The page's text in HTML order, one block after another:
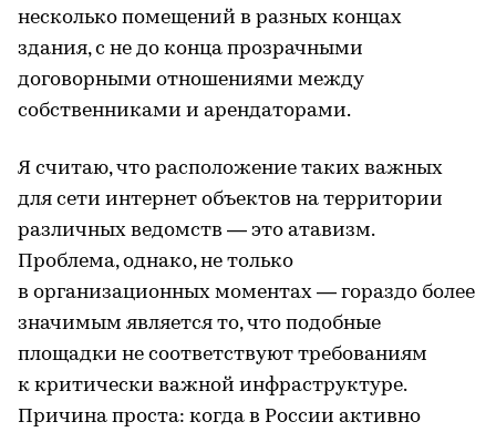
несколько помещений в разных концах
здания, с не до конца прозрачными
договорными отношениями между
собственниками и арендаторами.
Я считаю, что расположение таких важных
для сети интернет объектов на территории
различных ведомств — это атавизм.
Проблема, однако, не только
в организационных моментах — гораздо более
значимым является то, что подобные
площадки не соответствуют требованиям
к критически важной инфраструктуре.
Причина проста: когда в России активно